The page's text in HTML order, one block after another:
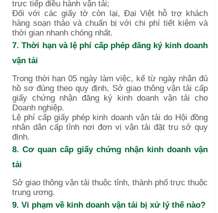
trực tiếp điều hành vận tải;
Đối với các giấy tờ còn lại, Đại Việt hỗ trợ khách
hàng soạn thảo và chuẩn bị với chi phí tiết kiệm và
thời gian nhanh chóng nhất.
7. Thời hạn và lệ phí cấp phép đăng ký kinh doanh
vận tải
Trong thời hạn 05 ngày làm việc, kể từ ngày nhận đủ
hồ sơ đúng theo quy định, Sở giao thông vận tải cấp
giấy chứng nhận đăng ký kinh doanh vận tải cho
Doanh nghiệp.
Lệ phí cấp giấy phép kinh doanh vận tải do Hội đồng
nhân dân cấp tỉnh nơi đơn vị vận tải đặt trụ sở quy
định.
8. Cơ quan cấp giấy chứng nhận kinh doanh vận
tải
Sở giao thông vận tải thuộc tỉnh, thành phố trực thuộc
trung ương.
9. Vi phạm về kinh doanh vận tải bị xử lý thế nào?